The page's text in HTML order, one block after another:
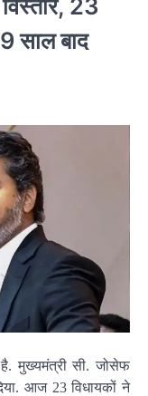
साल बाद
मुख्यमंत्री सी. जोसेफ
आज 23 विधायकों ने